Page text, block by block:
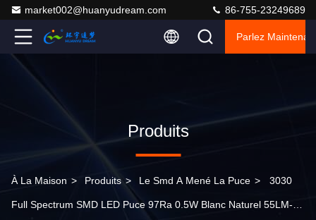
market002@huanyudream.com 86-755-23249689
Parlez
Produits
À La Maison > Produits > Le Smd A Mené La Puce > 3030
Full Spectrum SMD LED Puce 97Ra 0.5W Blanc Naturel 55LM-